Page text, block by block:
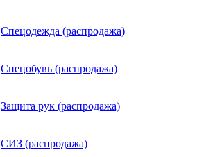
Спецодежда (распродажа)
Спецобувь (распродажа)
Защита рук (распродажа)
СИЗ (распродажа)